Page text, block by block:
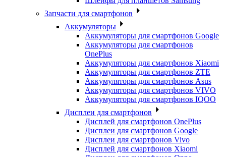
Запчасти для смартфонов
Аккумуляторы
Аккумуляторы для смартфонов Google
Аккумуляторы для смартфонов
OnePlus
Аккумуляторы для смартфонов Xiaomi
Аккумуляторы для смартфонов ZTE
Аккумуляторы для cмартфонов Asus
Аккумуляторы для смартфонов VIVO
Аккумуляторы для смартфонов IQOO
Дисплеи для смартфонов
Дисплей для смартфонов OnePlus
Дисплеи для смартфонов Google
Дисплеи для смартфонов Vivo
Дисплей для смартфонов Xiaomi